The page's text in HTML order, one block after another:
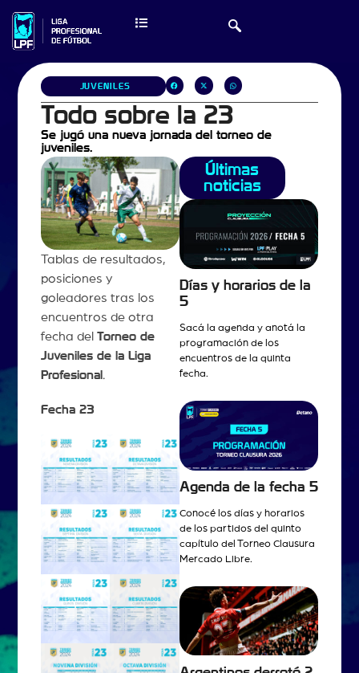
JUVENILES
Todo sobre la 23
Se jugó una nueva jornada del torneo de
juveniles.
Tablas de resultados,
posiciones y
goleadores tras los
encuentros de otra
fecha del Torneo de
Juveniles de la Liga
Profesional .
Fecha 23
Últimas
noticias
Días y horarios de la
5
Sacá la agenda y anotá la
programación de los
encuentros de la quinta
fecha.
Agenda de la fecha 5
Conocé los días y horarios
de los partidos del quinto
capítulo del Torneo Clausura
Mercado Libre.